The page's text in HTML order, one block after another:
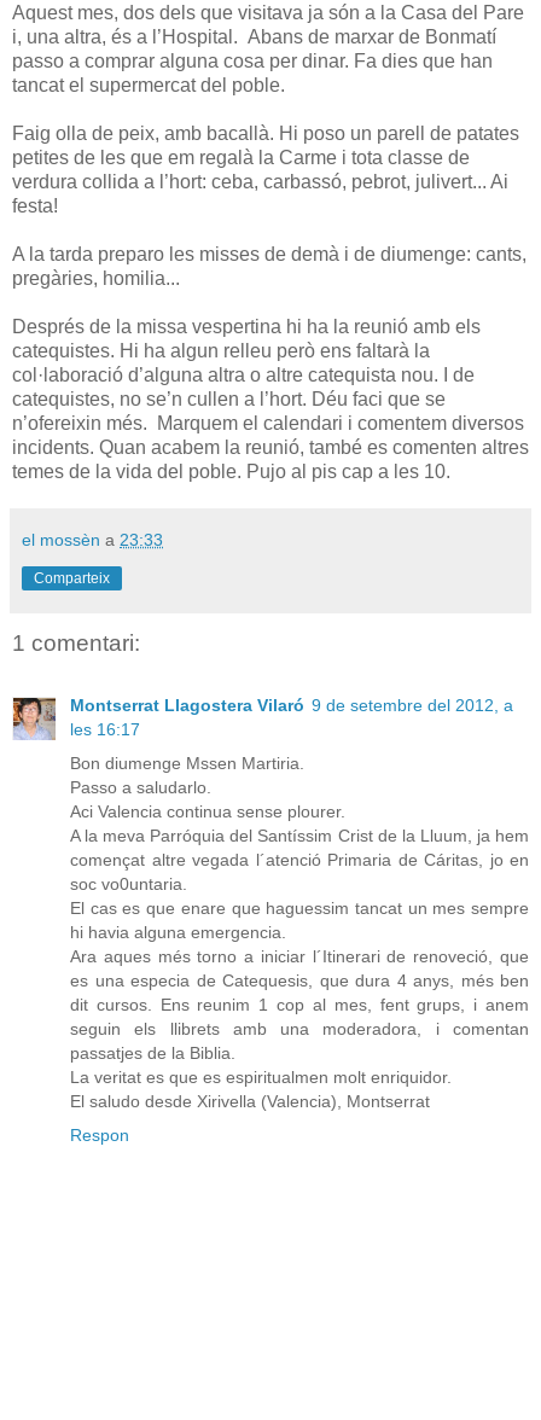
Aquest mes, dos dels que visitava ja són a la Casa del Pare
i, una altra, és a l’Hospital. Abans de marxar de Bonmatí
passo a comprar alguna cosa per dinar. Fa dies que han
tancat el supermercat del poble.
Faig olla de peix, amb bacallà. Hi poso un parell de patates
petites de les que em regalà la Carme i tota classe de
verdura collida a l’hort: ceba, carbassó, pebrot, julivert... Ai
festa!
A la tarda preparo les misses de demà i de diumenge: cants,
pregàries, homilia...
Després de la missa vespertina hi ha la reunió amb els
catequistes. Hi ha algun relleu però ens faltarà la
col·laboració d’alguna altra o altre catequista nou. I de
catequistes, no se’n cullen a l’hort. Déu faci que se
n’ofereixin més. Marquem el calendari i comentem diversos
incidents. Quan acabem la reunió, també es comenten altres
temes de la vida del poble. Pujo al pis cap a les 10.
el mossèn a 23:33
Comparteix
1 comentari:
Montserrat Llagostera Vilaró 9 de setembre del 2012, a
les 16:17
Bon diumenge Mssen Martiria.
Passo a saludarlo.
Aci Valencia continua sense plourer.
A la meva Parróquia del Santíssim Crist de la Lluum, ja hem
començat altre vegada l´atenció Primaria de Cáritas, jo en
soc vo0untaria.
El cas es que enare que haguessim tancat un mes sempre
hi havia alguna emergencia.
Ara aques més torno a iniciar l´Itinerari de renoveció, que
es una especia de Catequesis, que dura 4 anys, més ben
dit cursos. Ens reunim 1 cop al mes, fent grups, i anem
seguin els llibrets amb una moderadora, i comentan
passatjes de la Biblia.
La veritat es que es espiritualmen molt enriquidor.
El saludo desde Xirivella (Valencia), Montserrat
Respon